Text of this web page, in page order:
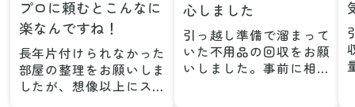
プロに頼むとこんなに
楽なんですね！
長年片付けられなかった
部屋の整理をお願いしま
したが、想像以上にスム
心しました
引っ越し準備で溜まって
いた不用品の回収をお願
いしました。事前に相談